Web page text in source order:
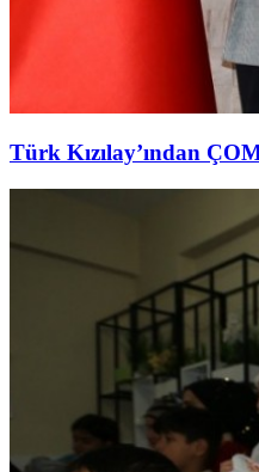
Türk Kızılay’ından